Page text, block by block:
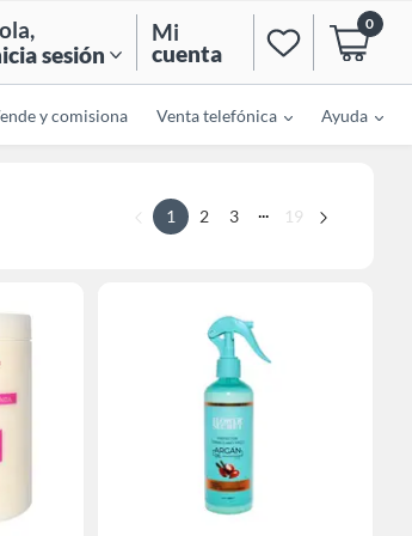
,
sesión
Mi
cuenta
0
y comisiona Venta telefónica Ayuda
1 2 3 ... 19